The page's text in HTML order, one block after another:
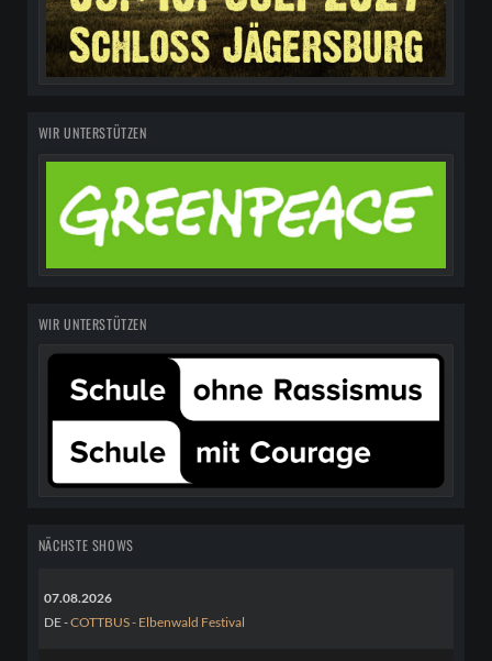
WIR UNTERSTÜTZEN
WIR UNTERSTÜTZEN
NÄCHSTE SHOWS
07.08.2026
DE -COTTBUS - Elbenwald Festival